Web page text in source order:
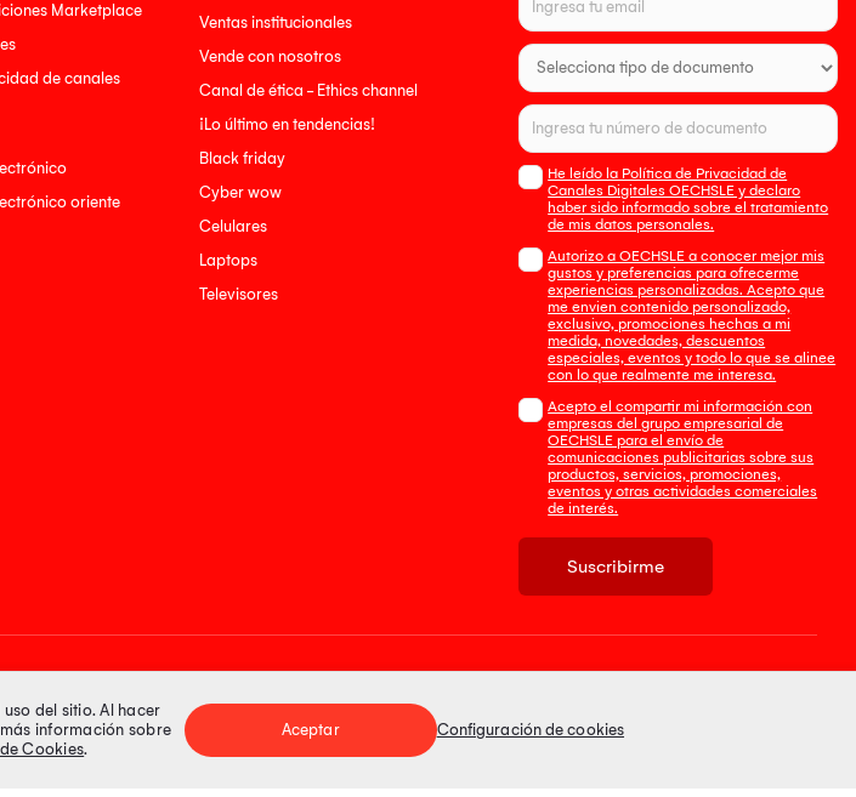
Marketplace
de canales
oriente
Ventas institucionales
Vende con nosotros
Canal de ética - Ethics channel
¡Lo último en tendencias!
Black friday
Cyber wow
Celulares
Laptops
Televisores
He leído la Política de Privacidad de
Canales Digitales OECHSLE y declaro
haber sido informado sobre el tratamiento
de mis datos personales.
Autorizo a OECHSLE a conocer mejor mis
gustos y preferencias para ofrecerme
experiencias personalizadas. Acepto que
me envien contenido personalizado,
exclusivo, promociones hechas a mi
medida, novedades, descuentos
especiales, eventos y todo lo que se alinee
con lo que realmente me interesa.
Acepto el compartir mi información con
empresas del grupo empresarial de
OECHSLE para el envío de
comunicaciones publicitarias sobre sus
productos, servicios, promociones,
eventos y otras actividades comerciales
de interés.
Suscribirme
Tienda 100% Segura
del sitio. Al hacer
información sobre
Cookies.
Aceptar Configuración de cookies